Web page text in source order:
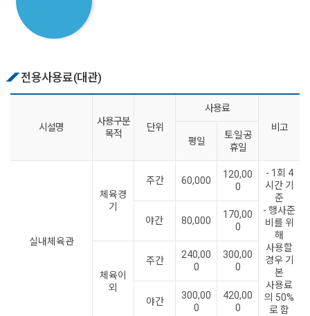
전용사용료(대관)
시설명
사용구분
목적
단위
사용료
비고
평일
토·일·공
휴일
실내체육관
체육경
기
주간 60,000
120,00
0
- 1회 4
시간 기
준
- 행사준
비를 위
해
사용할
경우 기
본
사용료
의 50%
로 함
야간 80,000
170,00
0
체육이
외
주간
240,00
0
300,00
0
야간
300,00
0
420,00
0